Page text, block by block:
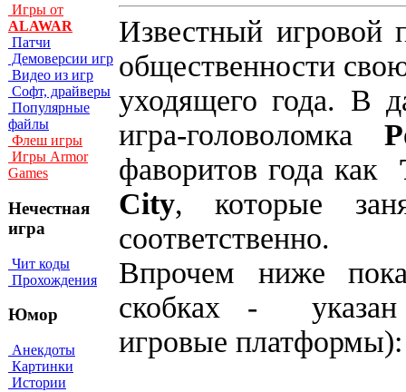
Игры от
ALAWAR
Патчи
Демоверсии игр
Видео из игр
Софт, драйверы
Популярные
файлы
Флеш игры
Игры Armor
Games
Нечестная
игра
Чит коды
Прохождения
Юмор
Анекдоты
Картинки
Истории
Известный игровой
общественности
уходящего года. В
игра-головоломка
фаворитов года как
City, которые
соответственно.
Впрочем ниже
скобках - указан
игровые платформы):